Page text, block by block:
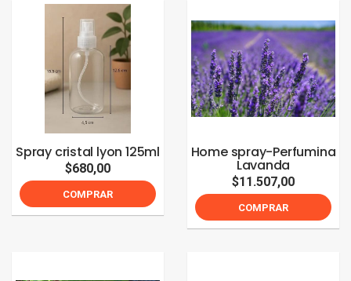
Spray cristal lyon 125ml
$680,00
COMPRAR
Home spray-Perfumina
Lavanda
$11.507,00
COMPRAR